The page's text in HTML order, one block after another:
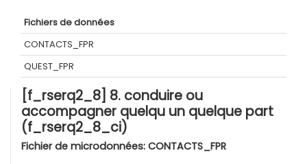
Fichiers de données
CONTACTS_FPR
QUEST_FPR
[f_rserq2_8] 8. conduire ou
accompagner quelqu un quelque part
(f_rserq2_8_ci)
Fichier de microdonnées: CONTACTS_FPR